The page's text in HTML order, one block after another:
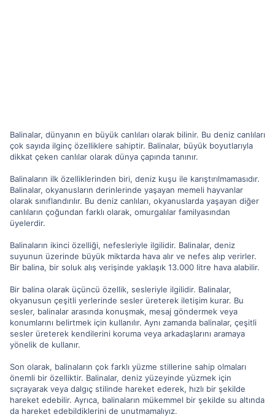
Balinalar, dünyanın en büyük canlıları olarak bilinir. Bu deniz canlıları
çok sayıda ilginç özelliklere sahiptir. Balinalar, büyük boyutlarıyla
dikkat çeken canlılar olarak dünya çapında tanınır.
Balinaların ilk özelliklerinden biri, deniz kuşu ile karıştırılmamasıdır.
Balinalar, okyanusların derinlerinde yaşayan memeli hayvanlar
olarak sınıflandırılır. Bu deniz canlıları, okyanuslarda yaşayan diğer
canlıların çoğundan farklı olarak, omurgalılar familyasından
üyelerdir.
Balinaların ikinci özelliği, nefesleriyle ilgilidir. Balinalar, deniz
suyunun üzerinde büyük miktarda hava alır ve nefes alıp verirler.
Bir balina, bir soluk alış verişinde yaklaşık 13.000 litre hava alabilir.
Bir balina olarak üçüncü özellik, sesleriyle ilgilidir. Balinalar,
okyanusun çeşitli yerlerinde sesler üreterek iletişim kurar. Bu
sesler, balinalar arasında konuşmak, mesaj göndermek veya
konumlarını belirtmek için kullanılır. Aynı zamanda balinalar, çeşitli
sesler üreterek kendilerini koruma veya arkadaşlarını aramaya
yönelik de kullanır.
Son olarak, balinaların çok farklı yüzme stillerine sahip olmaları
önemli bir özelliktir. Balinalar, deniz yüzeyinde yüzmek için
sıçrayarak veya dalgıç stilinde hareket ederek, hızlı bir şekilde
hareket edebilir. Ayrıca, balinaların mükemmel bir şekilde su altında
da hareket edebildiklerini de unutmamalıyız.